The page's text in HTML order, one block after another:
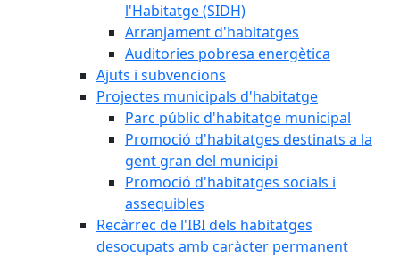
l'Habitatge (SIDH)
Arranjament d'habitatges
Auditories pobresa energètica
Ajuts i subvencions
Projectes municipals d'habitatge
Parc públic d'habitatge municipal
Promoció d'habitatges destinats a la
gent gran del municipi
Promoció d'habitatges socials i
assequibles
Recàrrec de l'IBI dels habitatges
desocupats amb caràcter permanent